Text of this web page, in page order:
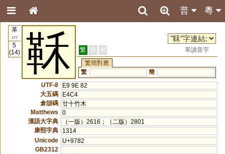
粵
普
革
177
5
(14)
鞂 繁 簡 港
單讀音字
繁簡對應
繁
簡
UTF-8
E9 9E 82
大五碼
E4C4
倉頡碼 廿十竹木
Matthews
0
漢語大字典
（一版）2616；（二版）2801
康熙字典
1314
Unicode
U+9782
GB2312